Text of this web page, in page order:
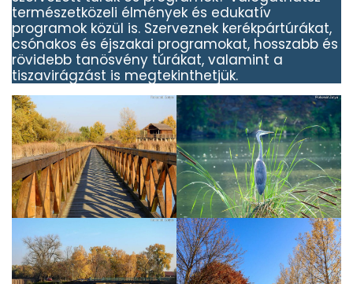
természetközeli élmények és edukatív
programok közül is. Szerveznek kerékpártúrákat,
csónakos és éjszakai programokat, hosszabb és
rövidebb tanösvény túrákat, valamint a
tiszavirágzást is megtekinthetjük.